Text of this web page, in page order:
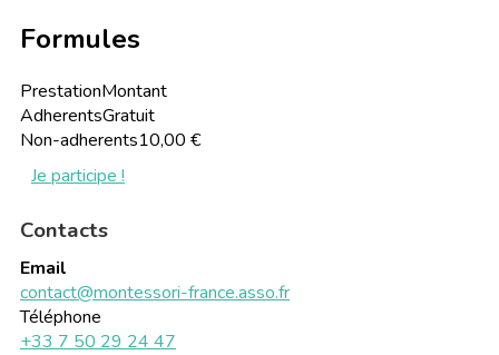
Formules
PrestationMontant
AdherentsGratuit
Non-adherents10,00 €
Je participe !
Contacts
Email
contact@montessori-france.asso.fr
Téléphone
+33 7 50 29 24 47